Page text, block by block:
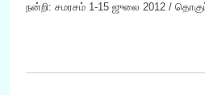
நன்றி: சமரசம் 1-15 ஜுலை 2012 /